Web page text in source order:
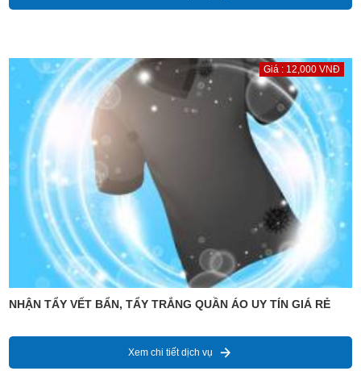
Giá : 12,000 VNĐ
NHẬN TẨY VẾT BẨN, TẨY TRẮNG QUẦN ÁO UY TÍN GIÁ RẺ
Xem chi tiết dịch vụ